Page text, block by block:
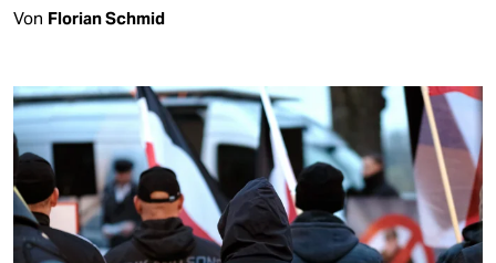
Von Florian Schmid